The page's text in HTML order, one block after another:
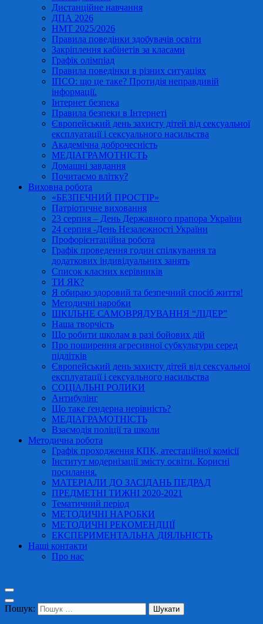
Дистанційне навчання
ДПА 2026
НМТ 2025/2026
Правила поведінки здобувачів освіти
Закріплення кабінетів за класами
Графік олімпіад
Правила поведінки в різних ситуаціях
ІПСО: що це таке? Протидія неправдивій
інформації.
Інтернет безпека
Правила безпеки в Інтернеті
Європейський день захисту дітей від сексуальної
експлуатації і сексуального насильства
Академічна доброчесність
МЕДІАГРАМОТНІСТЬ
Домашні завдання
Почитаємо влітку?
Виховна робота
«БЕЗПЕЧНИЙ ПРОСТІР»
Патріотичне виховання
23 серпня – День Державного прапора України
24 серпня -День Незалежності України
Профорієнтаційна робота
Графік проведення годин спілкування та
додаткових індивідуальних занять
Список класних керівників
ТИ ЯК?
Я обираю здоровий та безпечний спосіб життя!
Методичні наробки
ШКІЛЬНЕ САМОВРЯДУВАННЯ “ЛІДЕР”
Наша творчість
Що робити школам в разі бойових дій
Про поширення агресивної субкультури серед
підлітків
Європейський день захисту дітей від сексуальної
експлуатації і сексуального насильства
СОЦІАЛЬНІ РОЛИКИ
Антибулінг
Що таке ґендерна нерівність?
МЕДІАГРАМОТНІСТЬ
Взаємодія поліції та школи
Методична робота
Графік проходження КПК, атестаційної комісії
Інститут модернізації змісту освіти. Корисні
посилання.
МАТЕРІАЛИ ДО ЗАСІДАНЬ ПЕДРАД
ПРЕДМЕТНІ ТИЖНІ 2020-2021
Тематичний період
МЕТОДИЧНІ НАРОБКИ
МЕТОДИЧНІ РЕКОМЕНДЦІЇ
ЕКСПЕРИМЕНТАЛЬНА ДІЯЛЬНІСТЬ
Наші контакти
Про нас
Пошук: